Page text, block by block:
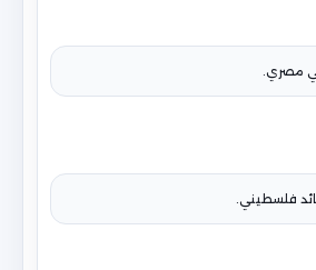
مصري.
فلسطيني.